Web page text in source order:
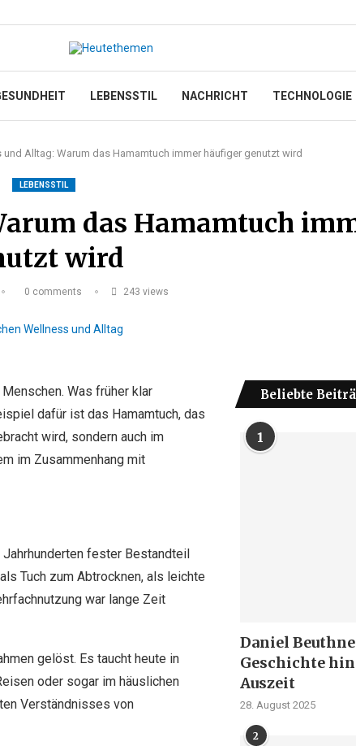
LEBENSSTIL NACHRICHT TECHNOLOGIE
und Alltag: Warum das Hamamtuch immer häufiger genutzt wird
LEBENSSTIL
das Hamamtuch
wird
0 comments 243 views
Was früher klar
dafür ist das Hamamtuch, das
wird, sondern auch im
im Zusammenhang mit
fester Bestandteil
Tuch zum Abtrocknen, als leichte
war lange Zeit
gelöst. Es taucht heute in
oder sogar im häuslichen
Verständnisses von
Beliebte
1
Daniel
Geschichte
Auszeit
28. August 2025
2